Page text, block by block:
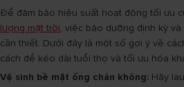
Để đảm bảo hiệu suất hoạt động tối ưu
lượng mặt trời, việc bảo dưỡng định kỳ
cần thiết. Dưới đây là một số gợi ý về
cách để kéo dài tuổi thọ và tối ưu hóa
Vệ sinh bề mặt ống chân không: Hãy